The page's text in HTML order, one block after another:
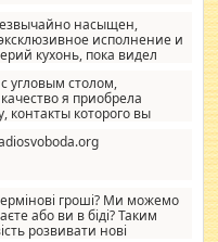
насыщен,
исполнение и
кухонь, пока видел
и что главное -
наворотов удорожающих
угловым столом,
я приобрела
контакты которого вы
гроші? Ми можемо
або ви в біді? Таким
розвивати нові